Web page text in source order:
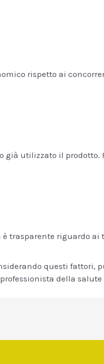
rispetto ai
già utilizzato il
trasparente riguardo
questi fattori,
della